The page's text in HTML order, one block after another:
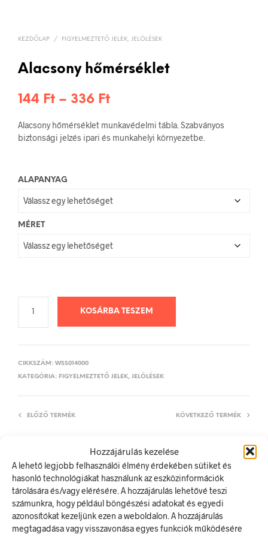
Hozzájárulás kezelése
A lehető legjobb felhasználói élmény érdekében sütiket és
hasonló technológiákat használunk az eszközinformációk
tárolására és/vagy elérésére. A hozzájárulás lehetővé teszi
számunkra, hogy például böngészési adatokat és egyedi
azonosítókat kezeljünk ezen a weboldalon. A hozzájárulás
megtagadása vagy visszavonása egyes funkciók működésére
KEZDŐLAP / FIGYELMEZTETŐ JELEK, JELÖLÉSEK
Alacsony hőmérséklet
144 Ft – 336 FtÁrtartomány:
144 Ft
-
Alacsony hőmérséklet munkavédelmi tábla. Szabványos
biztonsági jelzés ipari és munkahelyi környezetbe.
ALAPANYAG
MÉRET
KOSÁRBA TESZEM
CIKKSZÁM: WSS014000
KATEGÓRIA: FIGYELMEZTETŐ JELEK, JELÖLÉSEK
ELŐZŐ TERMÉK KÖVETKEZŐ TERMÉK
LEÍRÁS
TOVÁBBI INFORMÁCIÓK
Alacsony hőmérséklet